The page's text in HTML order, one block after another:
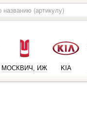
МОСКВИЧ, ИЖ KIA